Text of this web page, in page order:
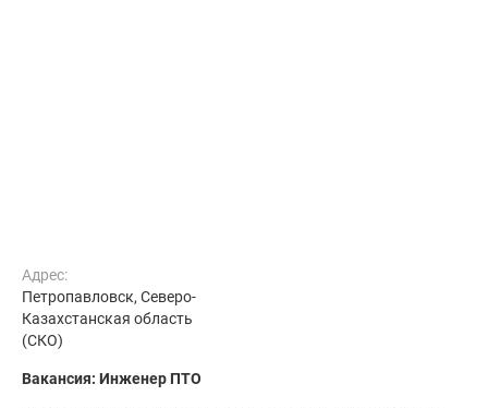
Адрес:
Петропавловск, Северо-
Казахстанская область
(СКО)
Вакансия: Инженер ПТО